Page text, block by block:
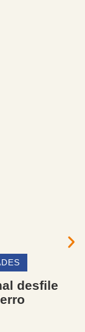
desde
de hielo